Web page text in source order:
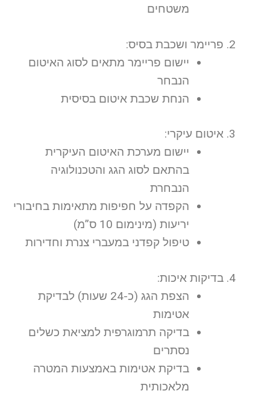
משטחים
פריימר ושכבת בסיס:
יישום פריימר מתאים לסוג האיטום
הנבחר
הנחת שכבת איטום בסיסית
איטום עיקרי:
יישום מערכת האיטום העיקרית
בהתאם לסוג הגג והטכנולוגיה
הנבחרת
הקפדה על חפיפות מתאימות בחיבורי
יריעות (מינימום 10 ס”מ)
טיפול קפדני במעברי צנרת וחדירות
בדיקות איכות:
הצפת הגג (כ-24 שעות) לבדיקת
אטימות
בדיקה תרמוגרפית למציאת כשלים
נסתרים
בדיקת אטימות באמצעות המטרה
מלאכותית